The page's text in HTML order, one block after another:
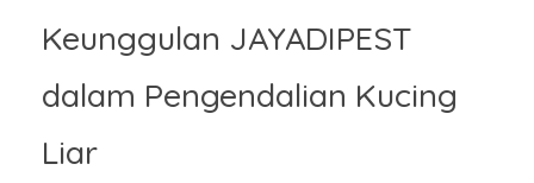
Keunggulan JAYADIPEST
dalam Pengendalian Kucing
Liar